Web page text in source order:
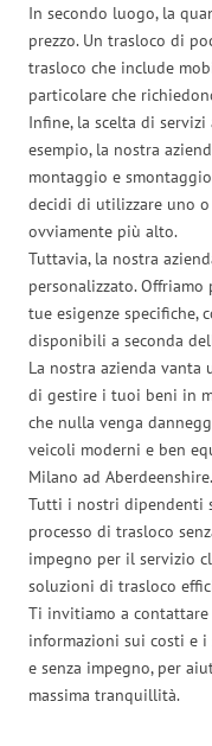
In secondo luogo, la
prezzo. Un trasloco di
trasloco che include
particolare che
Infine, la scelta di
esempio, la nostra
montaggio e
decidi di utilizzare uno
ovviamente più alto.
Tuttavia, la nostra
personalizzato.
tue esigenze specifiche,
disponibili a seconda
La nostra azienda
di gestire i tuoi beni in
che nulla venga
veicoli moderni e ben
Milano ad Aberdeenshire.
Tutti i nostri dipendenti
processo di trasloco
impegno per il servizio
soluzioni di trasloco
Ti invitiamo a
informazioni sui costi e
e senza impegno, per
massima tranquillità.